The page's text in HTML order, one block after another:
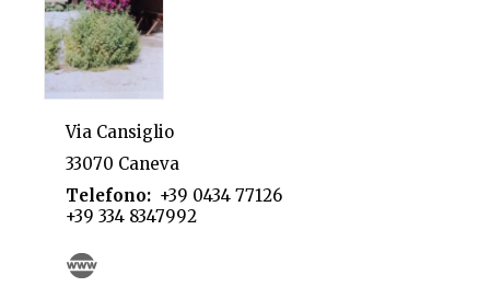
Via Cansiglio
33070 Caneva
Telefono
+39 0434 77126
+39 334 8347992